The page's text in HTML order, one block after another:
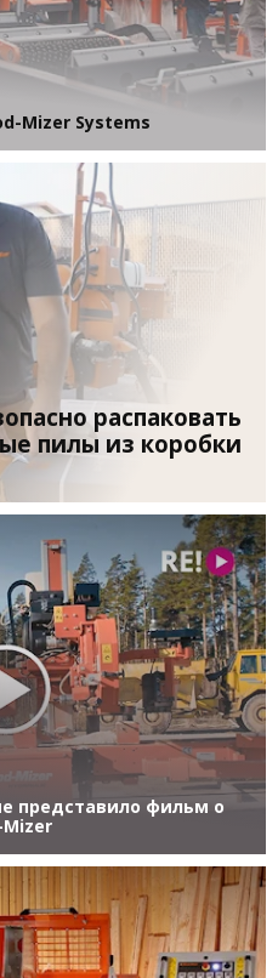
Mizer Systems
распаковать
пилы из коробки
представило фильм о